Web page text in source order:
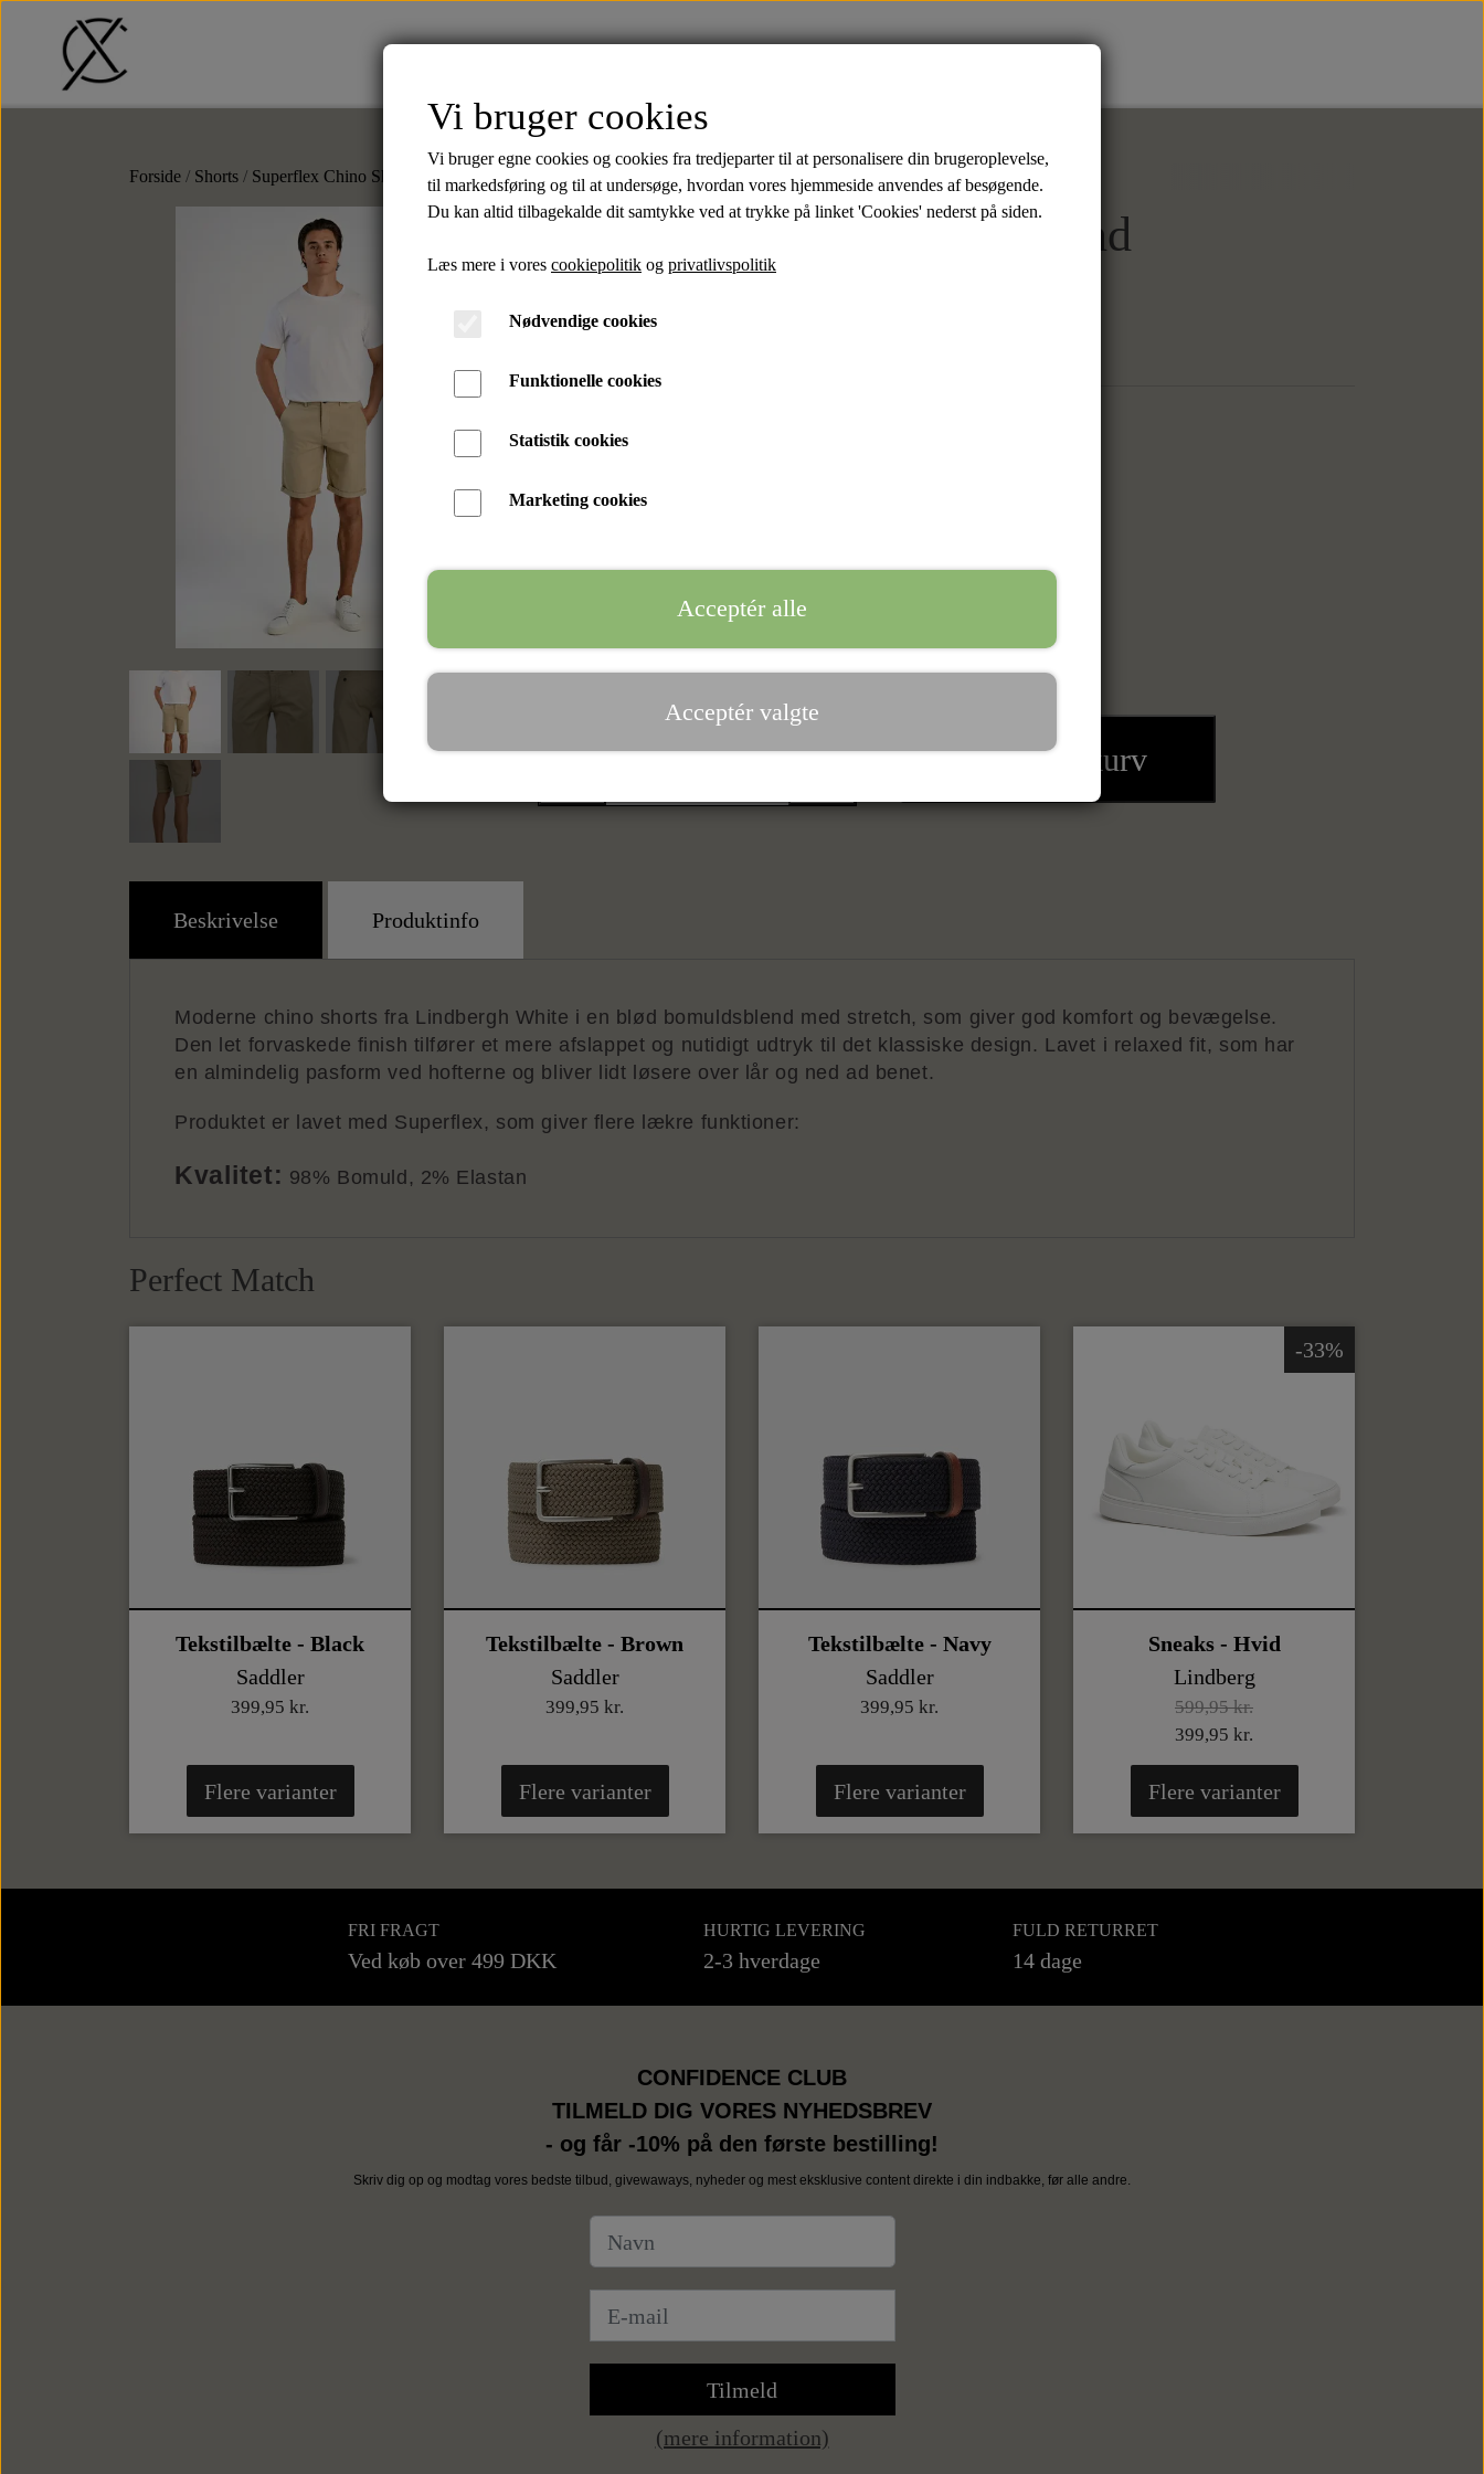
Skjorter
Bambus Bambus
Tekstilbælter
Tilbehør
Butterflys
Slipsenåle
Punge
Kortholdere
Forside Shorts Superflex Chino Shorts - Sand
Superflex Chino Shorts - Sand
149,95 kr.
Varenummer:
Størrelse
- VælgFarvefør du kan vælgeStørrelse
− + Tilføj til kurv
Beskrivelse Produktinfo
Moderne chino shorts fra Lindbergh White i en blød bomuldsblend med stretch, som giver god komfort og bevægelse.
Den let forvaskede finish tilfører et mere afslappet og nutidigt udtryk til det klassiske design. Lavet i relaxed fit, som har
en almindelig pasform ved hofterne og bliver lidt løsere over lår og ned ad benet.
Produktet er lavet med Superflex, som giver flere lækre funktioner:
Kvalitet: 98% Bomuld, 2% Elastan
Perfect Match
Tekstilbælte - Black
Saddler
399,95 kr.
Flere varianter
Tekstilbælte - Brown
Saddler
399,95 kr.
Flere varianter
Tekstilbælte - Navy
Saddler
399,95 kr.
Flere varianter
-33%
Sneaks - Hvid
Lindberg
599,95 kr.
399,95 kr.
Flere varianter
FRI FRAGT
Ved køb over 499 DKK
HURTIG LEVERING
2-3 hverdage
FULD RETURRET
14 dage
CONFIDENCE CLUB
TILMELD DIG VORES NYHEDSBREV
- og får -10% på den første bestilling!
Skriv dig op og modtag vores bedste tilbud, givewaways, nyheder og mest eksklusive content direkte i din indbakke, før alle andre.
Tilmeld
(mere information)
Vi bruger cookies
Vi bruger egne cookies og cookies fra tredjeparter til at personalisere din brugeroplevelse,
til markedsføring og til at undersøge, hvordan vores hjemmeside anvendes af besøgende.
Du kan altid tilbagekalde dit samtykke ved at trykke på linket 'Cookies' nederst på siden.
Læs mere i vores cookiepolitik og privatlivspolitik
Nødvendige cookies
Funktionelle cookies
Statistik cookies
Marketing cookies
Acceptér alle
Acceptér valgte